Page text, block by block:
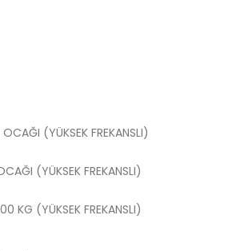
(YÜKSEK FREKANSLI)
(YÜKSEK FREKANSLI)
KG (YÜKSEK FREKANSLI)